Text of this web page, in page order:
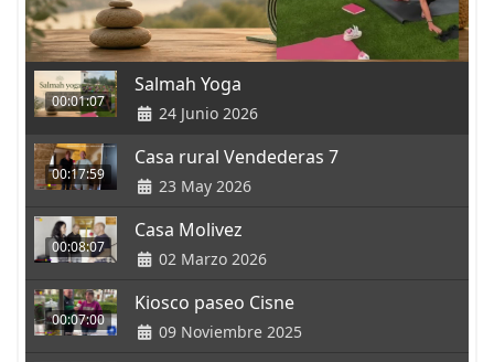
00:01:07
Salmah Yoga
24 Junio 2026
00:17:59
Casa rural Vendederas 7
23 May 2026
00:08:07
Casa Molivez
02 Marzo 2026
00:07:00
Kiosco paseo Cisne
09 Noviembre 2025